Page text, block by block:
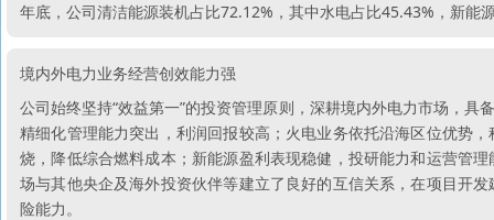
年底，公司清洁能源装机占比72.12%，其中水电占比45.43%，新能
境内外电力业务经营创效能力强
公司始终坚持“效益第一”的投资管理原则，深耕境内外电力市场，
精细化管理能力突出，利润回报较高；火电业务依托沿海区位优势
烧，降低综合燃料成本；新能源盈利表现稳健，投研能力和运营管
场与其他央企及海外投资伙伴等建立了良好的互信关系，在项目开
险能力。